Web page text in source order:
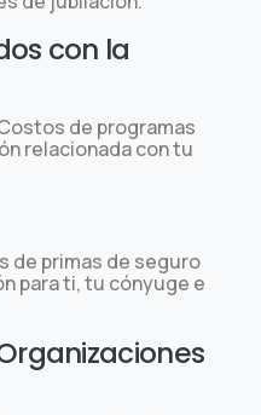
con la
de programas
relacionada con tu
de primas de seguro
para ti, tu cónyuge e